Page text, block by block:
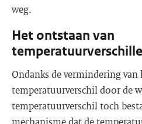
weg.
Het ontstaan van
Ondanks de vermindering
temperatuurverschil door de
temperatuurverschil toch
mechanisme dat de